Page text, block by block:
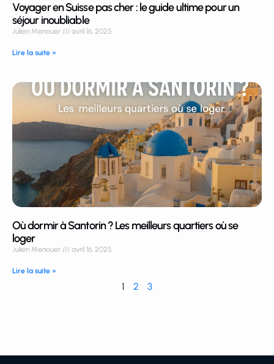
Voyager en Suisse pas cher : le guide ultime pour un
séjour inoubliable
Julien Menouer avril 16, 2025
Lire la suite »
Où dormir à Santorin ? Les meilleurs quartiers où se
loger
Julien Menouer avril 16, 2025
Lire la suite »
1 2 3